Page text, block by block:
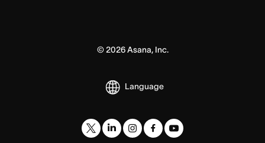
© 2026Asana, Inc.
Language